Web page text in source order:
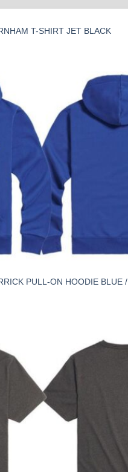
T-SHIRT JET BLACK
PULL-ON HOODIE BLUE /